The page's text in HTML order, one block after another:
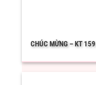
CHÚC MỪNG – KT 159